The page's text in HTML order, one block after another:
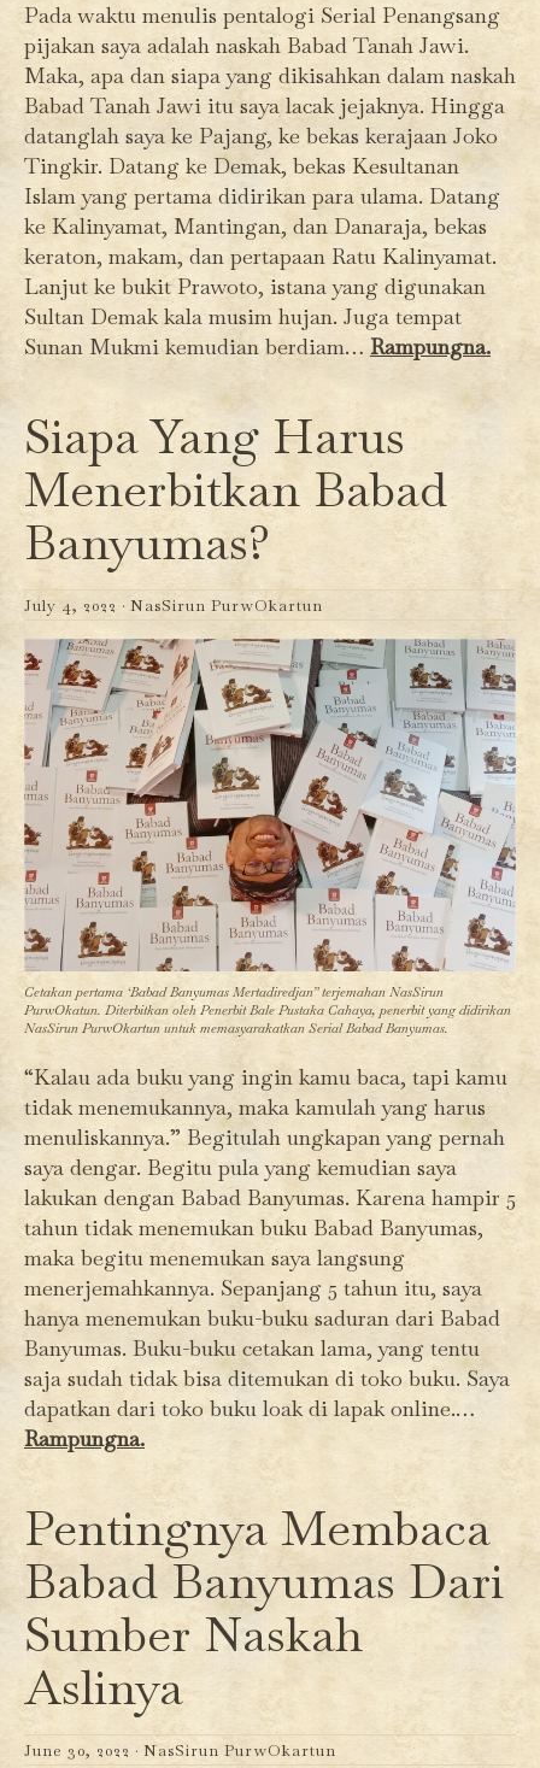
Pada waktu menulis pentalogi Serial Penangsang
pijakan saya adalah naskah Babad Tanah Jawi.
Maka, apa dan siapa yang dikisahkan dalam naskah
Babad Tanah Jawi itu saya lacak jejaknya. Hingga
datanglah saya ke Pajang, ke bekas kerajaan Joko
Tingkir. Datang ke Demak, bekas Kesultanan
Islam yang pertama didirikan para ulama. Datang
ke Kalinyamat, Mantingan, dan Danaraja, bekas
keraton, makam, dan pertapaan Ratu Kalinyamat.
Lanjut ke bukit Prawoto, istana yang digunakan
Sultan Demak kala musim hujan. Juga tempat
Sunan Mukmi kemudian berdiam… Rampungna.
Siapa Yang Harus
Menerbitkan Babad
Banyumas?
July 4, 2022 · NasSirun PurwOkartun
Cetakan pertama ‘Babad Banyumas Mertadiredjan” terjemahan NasSirun
PurwOkatun. Diterbitkan oleh Penerbit Bale Pustaka Cahaya, penerbit yang didirikan
NasSirun PurwOkartun untuk memasyarakatkan Serial Babad Banyumas.
“Kalau ada buku yang ingin kamu baca, tapi kamu
tidak menemukannya, maka kamulah yang harus
menuliskannya.” Begitulah ungkapan yang pernah
saya dengar. Begitu pula yang kemudian saya
lakukan dengan Babad Banyumas. Karena hampir 5
tahun tidak menemukan buku Babad Banyumas,
maka begitu menemukan saya langsung
menerjemahkannya. Sepanjang 5 tahun itu, saya
hanya menemukan buku-buku saduran dari Babad
Banyumas. Buku-buku cetakan lama, yang tentu
saja sudah tidak bisa ditemukan di toko buku. Saya
dapatkan dari toko buku loak di lapak online.…
Rampungna.
Pentingnya Membaca
Babad Banyumas Dari
Sumber Naskah
Aslinya
June 30, 2022 · NasSirun PurwOkartun